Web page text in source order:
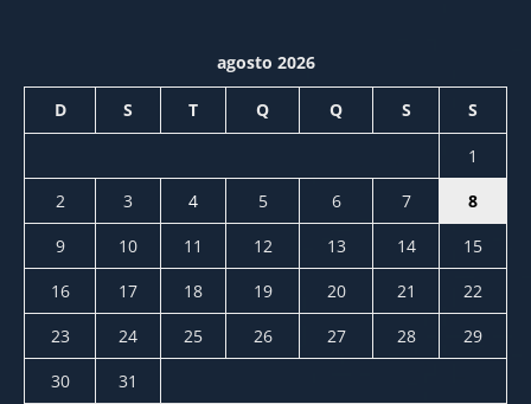
agosto 2026
D S T Q Q S S
1
2
3 4 5 6 7
8
9
10 11 12 13 14
15
16
17 18 19 20 21
22
23
24 25 26 27 28
29
30
31